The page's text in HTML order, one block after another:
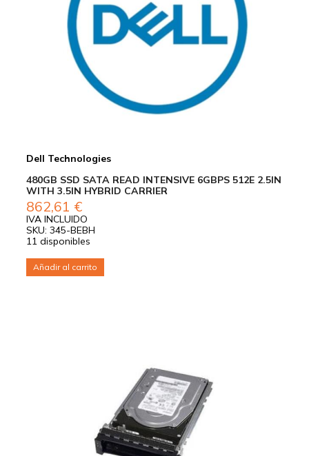
Dell Technologies
480GB SSD SATA READ INTENSIVE 6GBPS 512E 2.5IN
WITH 3.5IN HYBRID CARRIER
862,61 €
IVA INCLUIDO
SKU: 345-BEBH
11 disponibles
Añadir al carrito